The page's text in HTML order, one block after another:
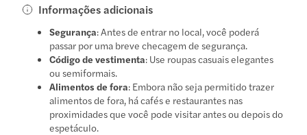
Informações adicionais
Segurança: Antes de entrar no local, você poderá
passar por uma breve checagem de segurança.
Código de vestimenta: Use roupas casuais elegantes
ou semiformais.
Alimentos de fora: Embora não seja permitido trazer
alimentos de fora, há cafés e restaurantes nas
proximidades que você pode visitar antes ou depois do
espetáculo.